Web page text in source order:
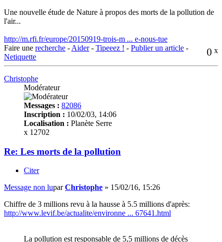
Une nouvelle étude de Nature à propos des morts de la pollution de
l'air...
http://m.rfi.fr/europe/20150919-trois-m ... e-nous-tue
0 x
Faire une recherche - Aider- Tipeeez ! - Publier un article -
Netiquette
Christophe
Modérateur
Messages : 82086
Inscription : 10/02/03, 14:06
Localisation : Planète Serre
x 12702
Re: Les morts de la pollution
Citer
Message non luparChristophe » 15/02/16, 15:26
Chiffre de 3 millions revu à la hausse à 5.5 millions d'après:
http://www.levif.be/actualite/environne ... 67641.html
La pollution est responsable de 5,5 millions de décès